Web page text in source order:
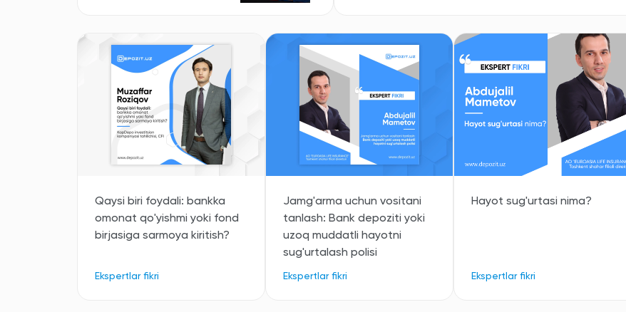
Barcha yangiliklar
Qaysi biri foydali: bankka
omonat qo'yishmi yoki fond
birjasiga sarmoya kiritish?
Ekspertlar fikri
Jamg'arma uchun vositani
tanlash: Bank depoziti yoki
uzoq muddatli hayotni
sug'urtalash polisi
Ekspertlar fikri
Hayot sug'urtasi nima?
Ekspertlar fikri